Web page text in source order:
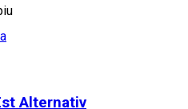
Alternativ